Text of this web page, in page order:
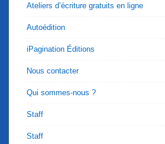
Ateliers d’écriture gratuits en ligne
Autoédition
iPagination Éditions
Nous contacter
Qui sommes-nous ?
Staff
Staff